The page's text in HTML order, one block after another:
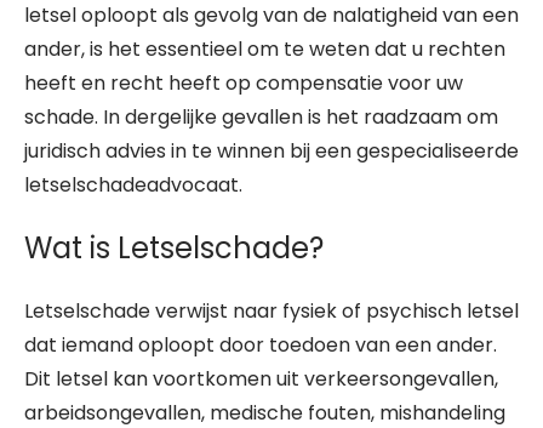
letsel oploopt als gevolg van de nalatigheid van een
ander, is het essentieel om te weten dat u rechten
heeft en recht heeft op compensatie voor uw
schade. In dergelijke gevallen is het raadzaam om
juridisch advies in te winnen bij een gespecialiseerde
letselschadeadvocaat.
Wat is Letselschade?
Letselschade verwijst naar fysiek of psychisch letsel
dat iemand oploopt door toedoen van een ander.
Dit letsel kan voortkomen uit verkeersongevallen,
arbeidsongevallen, medische fouten, mishandeling